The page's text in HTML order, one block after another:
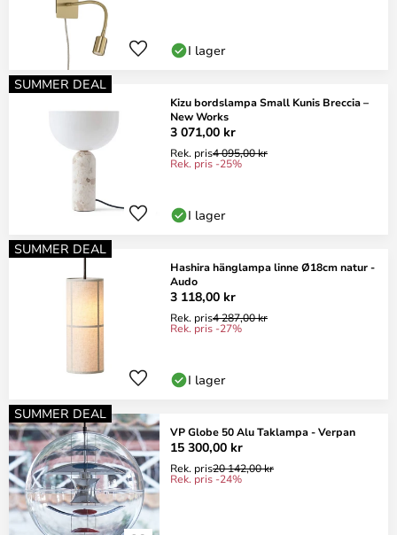
I lager
SUMMER DEAL
Kizu bordslampa Small Kunis Breccia –
New Works
3 071,00 kr
Rek. pris4 095,00 kr
Rek. pris -25%
I lager
SUMMER DEAL
Hashira hänglampa linne Ø18cm natur -
Audo
3 118,00 kr
Rek. pris4 287,00 kr
Rek. pris -27%
I lager
SUMMER DEAL
VP Globe 50 Alu Taklampa - Verpan
15 300,00 kr
Rek. pris20 142,00 kr
Rek. pris -24%